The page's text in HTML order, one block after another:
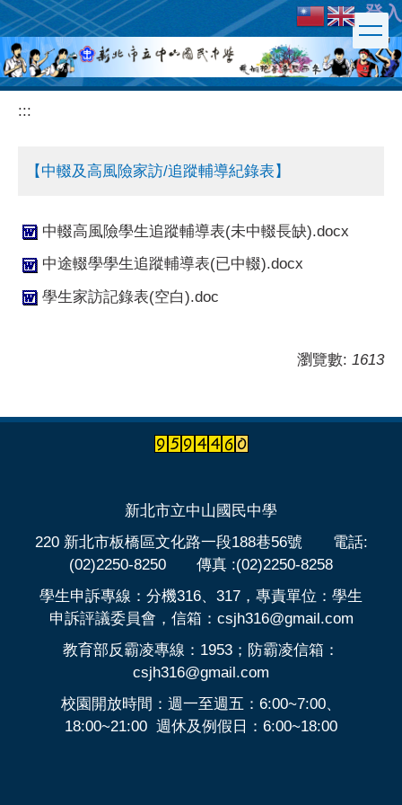
跳
到
主
要
內
登入
:::
【中輟及高風險家訪/追蹤輔導紀錄表】
中輟高風險學生追蹤輔導表(未中輟長缺).docx
中途輟學學生追蹤輔導表(已中輟).docx
學生家訪記錄表(空白).doc
瀏覽數: 1613
新北市立中山國民中學
220 新北市板橋區文化路一段188巷56號 電話:
(02)2250-8250 傳真 :(02)2250-8258
學生申訴專線：分機316、317，專責單位：學生
申訴評議委員會，信箱：csjh316@gmail.com
教育部反霸凌專線：1953；防霸凌信箱：
csjh316@gmail.com
校園開放時間：週一至週五：6:00~7:00、
18:00~21:00 週休及例假日：6:00~18:00